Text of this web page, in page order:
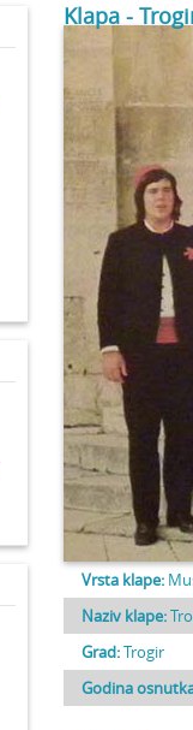
Klapa -
Vrsta klape:
Naziv klape:
Grad:Trogir
Godina